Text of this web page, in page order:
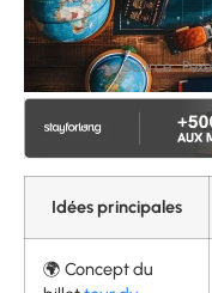
Source :
Idées principales
🌍 Concept du